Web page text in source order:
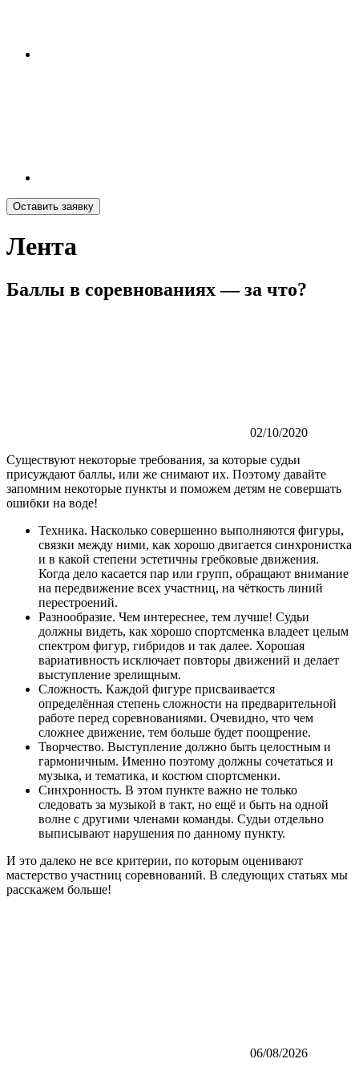
Оставить заявку
Лента
Баллы в соревнованиях — за что?
02/10/2020
Существуют некоторые требования, за которые судьи
присуждают баллы, или же снимают их. Поэтому давайте
запомним некоторые пункты и поможем детям не совершать
ошибки на воде!
Техника. Насколько совершенно выполняются фигуры,
связки между ними, как хорошо двигается синхронистка
и в какой степени эстетичны гребковые движения.
Когда дело касается пар или групп, обращают внимание
на передвижение всех участниц, на чёткость линий
перестроений.
Разнообразие. Чем интереснее, тем лучше! Судьи
должны видеть, как хорошо спортсменка владеет целым
спектром фигур, гибридов и так далее. Хорошая
вариативность исключает повторы движений и делает
выступление зрелищным.
Сложность. Каждой фигуре присваивается
определённая степень сложности на предварительной
работе перед соревнованиями. Очевидно, что чем
сложнее движение, тем больше будет поощрение.
Творчество. Выступление должно быть целостным и
гармоничным. Именно поэтому должны сочетаться и
музыка, и тематика, и костюм спортсменки.
Синхронность. В этом пункте важно не только
следовать за музыкой в такт, но ещё и быть на одной
волне с другими членами команды. Судьи отдельно
выписывают нарушения по данному пункту.
И это далеко не все критерии, по которым оценивают
мастерство участниц соревнований. В следующих статьях мы
расскажем больше!
06/08/2026